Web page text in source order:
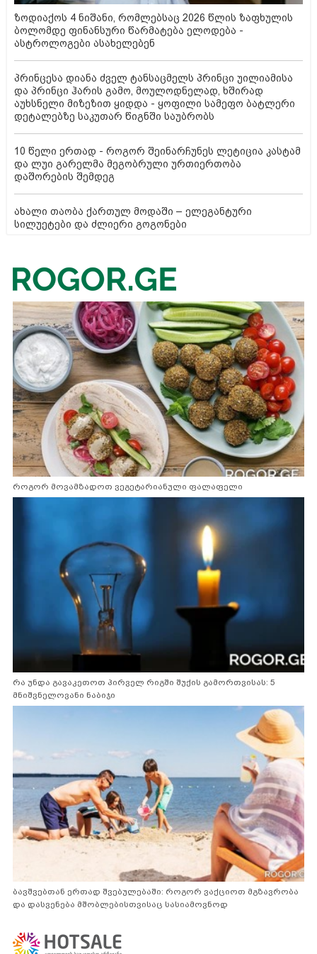
ზოდიაქოს 4 ნიშანი, რომლებსაც 2026 წლის ზაფხულის
ბოლომდე ფინანსური წარმატება ელოდება -
ასტროლოგები ასახელებენ
პრინცესა დიანა ძველ ტანსაცმელს პრინცი უილიამისა
და პრინცი ჰარის გამო, მოულოდნელად, ხშირად
აუხსნელი მიზეზით ყიდდა - ყოფილი სამეფო ბატლერი
დეტალებზე საკუთარ წიგნში საუბრობს
10 წელი ერთად - როგორ შეინარჩუნეს ლეტიცია კასტამ
და ლუი გარელმა მეგობრული ურთიერთობა
დაშორების შემდეგ
ახალი თაობა ქართულ მოდაში – ელეგანტური
სილუეტები და ძლიერი გოგონები
როგორ მოვამზადოთ ვეგეტარიანული ფალაფელი
რა უნდა გავაკეთოთ პირველ რიგში შუქის გამორთვისას: 5
მნიშვნელოვანი ნაბიჯი
ბავშვებთან ერთად შვებულებაში: როგორ ვაქციოთ მგზავრობა
და დასვენება მშობლებისთვისაც სასიამოვნოდ